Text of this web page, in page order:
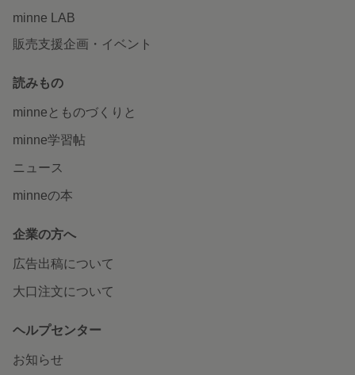
minne LAB
販売支援企画・イベント
読みもの
minneとものづくりと
minne学習帖
ニュース
minneの本
企業の方へ
広告出稿について
大口注文について
ヘルプセンター
お知らせ